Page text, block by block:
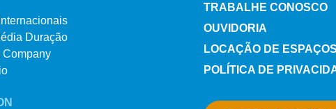
Duração
Company
TRABALHE CONOSCO
OUVIDORIA
LOCAÇÃO DE ESPAÇOS
POLÍTICA DE